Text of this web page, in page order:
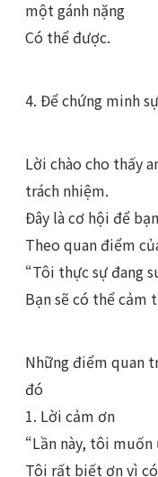
một gánh nặng
Có thể được.
4. Để chứng minh
Lời chào cho thấy
trách nhiệm.
Đây là cơ hội để
Theo quan điểm
“Tôi thực sự đang
Bạn sẽ có thể cảm
Những điểm quan
đó
1. Lời cảm ơn
“Lần này, tôi muốn
Tôi rất biết ơn vì